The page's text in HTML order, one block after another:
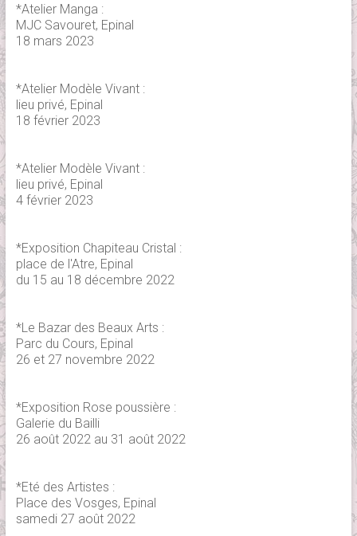
*Atelier Manga :
MJC Savouret, Epinal
18 mars 2023
*Atelier Modèle Vivant :
lieu privé, Epinal
18 février 2023
*Atelier Modèle Vivant :
lieu privé, Epinal
4 février 2023
*Exposition Chapiteau Cristal :
place de l'Atre, Epinal
du 15 au 18 décembre 2022
*Le Bazar des Beaux Arts :
Parc du Cours, Epinal
26 et 27 novembre 2022
*Exposition Rose poussière :
Galerie du Bailli
26 août 2022 au 31 août 2022
*Eté des Artistes :
Place des Vosges, Epinal
samedi 27 août 2022